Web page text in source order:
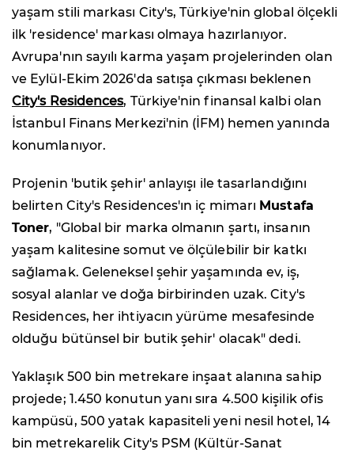
yaşam stili markası City's, Türkiye'nin global ölçekli
ilk 'residence' markası olmaya hazırlanıyor.
Avrupa'nın sayılı karma yaşam projelerinden olan
ve Eylül-Ekim 2026'da satışa çıkması beklenen
City's Residences, Türkiye'nin finansal kalbi olan
İstanbul Finans Merkezi'nin (İFM) hemen yanında
konumlanıyor.
Projenin 'butik şehir' anlayışı ile tasarlandığını
belirten City's Residences'ın iç mimarı Mustafa
Toner, "Global bir marka olmanın şartı, insanın
yaşam kalitesine somut ve ölçülebilir bir katkı
sağlamak. Geleneksel şehir yaşamında ev, iş,
sosyal alanlar ve doğa birbirinden uzak. City's
Residences, her ihtiyacın yürüme mesafesinde
olduğu bütünsel bir butik şehir' olacak" dedi.
Yaklaşık 500 bin metrekare inşaat alanına sahip
projede; 1.450 konutun yanı sıra 4.500 kişilik ofis
kampüsü, 500 yatak kapasiteli yeni nesil hotel, 14
bin metrekarelik City's PSM (Kültür-Sanat